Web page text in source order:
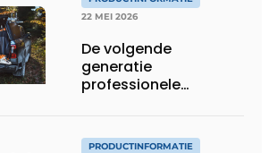
22 MEI 2026
De volgende
generatie
professionele
PRODUCTINFORMATIE